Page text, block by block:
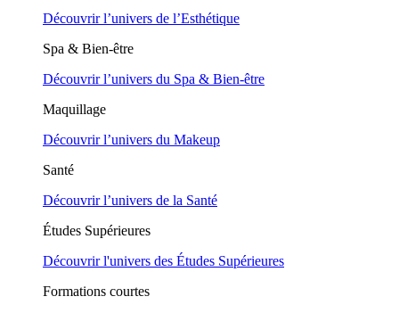
Découvrir l’univers de l’Esthétique
Spa & Bien-être
Découvrir l’univers du Spa & Bien-être
Maquillage
Découvrir l’univers du Makeup
Santé
Découvrir l’univers de la Santé
Études Supérieures
Découvrir l'univers des Études Supérieures
Formations courtes